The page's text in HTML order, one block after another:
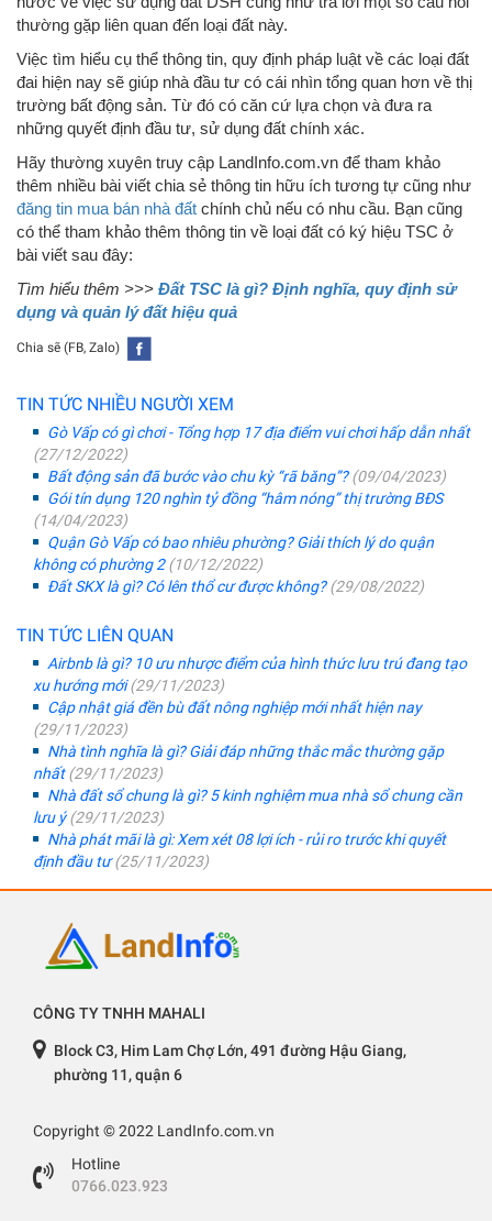
thường gặp liên quan đến loại đất này.
Việc tìm hiểu cụ thể thông tin, quy định pháp luật về các loại đất
đai hiện nay sẽ giúp nhà đầu tư có cái nhìn tổng quan hơn về thị
trường bất động sản. Từ đó có căn cứ lựa chọn và đưa ra
những quyết định đầu tư, sử dụng đất chính xác.
Hãy thường xuyên truy cập LandInfo.com.vn để tham khảo
thêm nhiều bài viết chia sẻ thông tin hữu ích tương tự cũng như
đăng tin mua bán nhà đất chính chủ nếu có nhu cầu. Bạn cũng
có thể tham khảo thêm thông tin về loại đất có ký hiệu TSC ở
bài viết sau đây:
Tìm hiểu thêm >>> Đất TSC là gì? Định nghĩa, quy định sử
dụng và quản lý đất hiệu quả
Chia sẽ (FB, Zalo)
TIN TỨC NHIỀU NGƯỜI XEM
Gò Vấp có gì chơi - Tổng hợp 17 địa điểm vui chơi hấp dẫn nhất
(27/12/2022)
Bất động sản đã bước vào chu kỳ “rã băng”?(09/04/2023)
Gói tín dụng 120 nghìn tỷ đồng “hâm nóng” thị trường BĐS
(14/04/2023)
Quận Gò Vấp có bao nhiêu phường? Giải thích lý do quận
không có phường 2(10/12/2022)
Đất SKX là gì? Có lên thổ cư được không?(29/08/2022)
TIN TỨC LIÊN QUAN
Airbnb là gì? 10 ưu nhược điểm của hình thức lưu trú đang tạo
xu hướng mới(29/11/2023)
Cập nhật giá đền bù đất nông nghiệp mới nhất hiện nay
(29/11/2023)
Nhà tình nghĩa là gì? Giải đáp những thắc mắc thường gặp
nhất(29/11/2023)
Nhà đất sổ chung là gì? 5 kinh nghiệm mua nhà sổ chung cần
lưu ý(29/11/2023)
Nhà phát mãi là gì: Xem xét 08 lợi ích - rủi ro trước khi quyết
định đầu tư(25/11/2023)
CÔNG TY TNHH MAHALI
Block C3, Him Lam Chợ Lớn, 491 đường Hậu Giang,
phường 11, quận 6
Copyright © 2022 LandInfo.com.vn
Hotline
0766.023.923